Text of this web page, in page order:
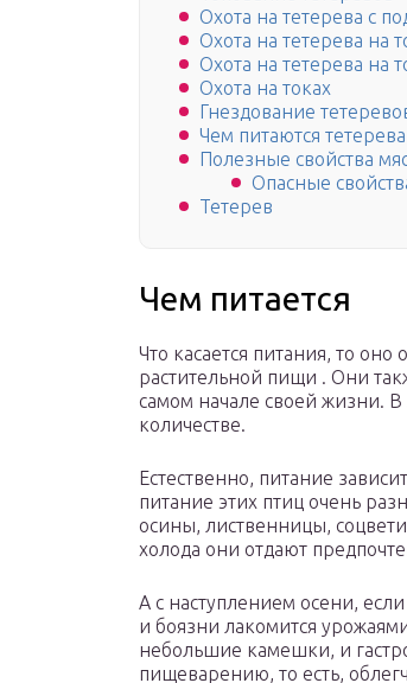
Охота на тетерева с
Охота на тетерева на
Охота на тетерева на
Охота на токах
Гнездование
Чем питаются тетерева
Полезные свойства
Опасные
Тетерев
Чем питается
Что касается питания, то
растительной пищи . Они
самом начале своей жизни.
количестве.
Естественно, питание
питание этих птиц очень
осины, лиственницы,
холода они отдают
А с наступлением осени,
и боязни лакомится
небольшие камешки, и
пищеварению, то есть,